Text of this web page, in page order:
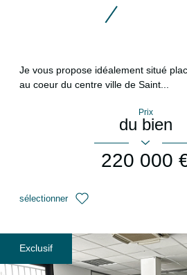
Je vous propose idéalement situé
au coeur du centre ville de Saint...
Prix
du bien
220 000
sélectionner
Exclusif